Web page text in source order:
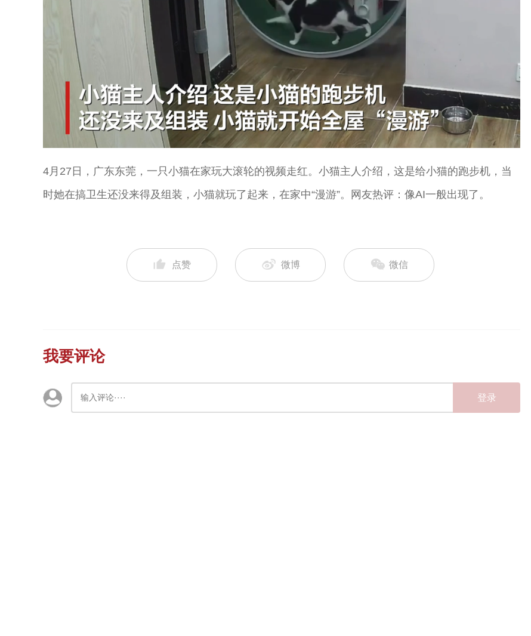
Unmute Loaded
100.00%
4月27日，广东东莞，一只小猫在家玩大滚轮的视频走红。小猫主人介绍，这是给小猫的跑步机，当
时她在搞卫生还没来得及组装，小猫就玩了起来，在家中“漫游”。网友热评：像AI一般出现了。
点赞 微博 微信
我要评论
登录